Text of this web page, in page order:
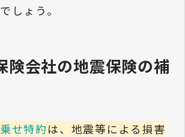
しょう。
会社の地震保険の補
せ特約は、地震等による損害